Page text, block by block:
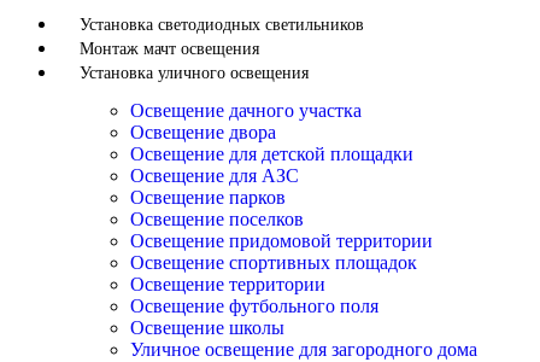
Установка светодиодных светильников
Монтаж мачт освещения
Установка уличного освещения
Освещение дачного участка
Освещение двора
Освещение для детской площадки
Освещение для АЗС
Освещение парков
Освещение поселков
Освещение придомовой территории
Освещение спортивных площадок
Освещение территории
Освещение футбольного поля
Освещение школы
Уличное освещение для загородного дома